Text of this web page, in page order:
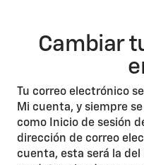
Cambiar
Tu correo electrónico
Mi cuenta, y siempre
como Inicio de sesión
dirección de correo
cuenta, esta será la del